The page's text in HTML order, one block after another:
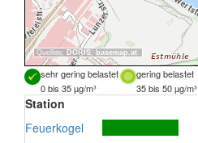
Quellen: DORIS, basemap.at
sehr gering belastet gering belastet
0 bis 35 µg/m³
35 bis 50 µg/m³
Station
Feuerkogel